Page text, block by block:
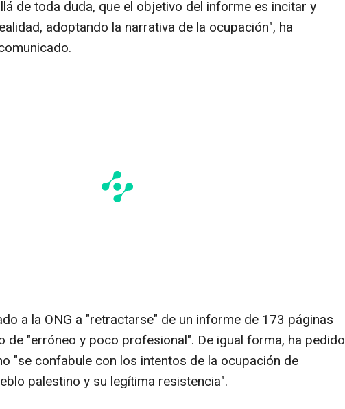
de toda duda, que el objetivo del informe es incitar y
adoptando la narrativa de la ocupación", ha
a la ONG a "retractarse" de un informe de 173 páginas
de "erróneo y poco profesional". De igual forma, ha pedido
"se confabule con los intentos de la ocupación de
palestino y su legítima resistencia".